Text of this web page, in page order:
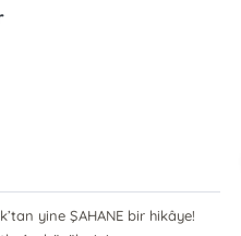
yine ŞAHANE bir hikâye!